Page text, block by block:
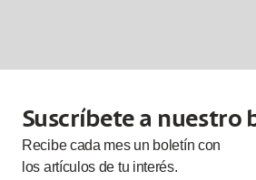
Suscríbete a nuestro
Recibe cada mesun boletín con
los artículos de tu interés.